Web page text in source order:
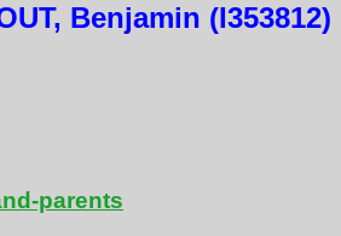
Benjamin (I353812)
parents